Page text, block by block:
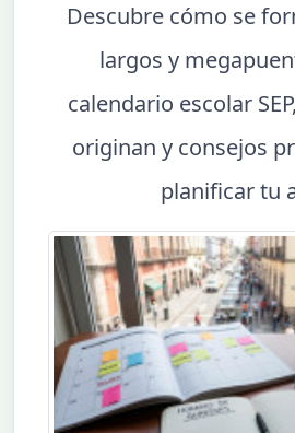
Descubre cómo se
largos y
calendario escolar
originan y consejos
planificar tu